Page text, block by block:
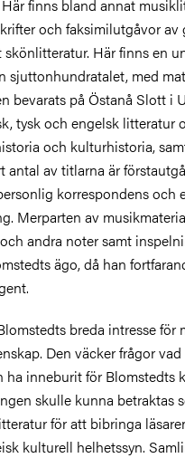
finns bland annat
och faksimilutgåvor av
skönlitteratur. Här finns en
sjuttonhundratalet, med
bevarats på Östanå Slott i
tysk och engelsk litteratur
och kulturhistoria,
antal av titlarna är
korrespondens och
Merparten av
andra noter samt
ägo, då han
breda intresse för
Den väcker frågor
ha inneburit för Blomstedts
skulle kunna betraktas
för att bibringa
kulturell helhetssyn.